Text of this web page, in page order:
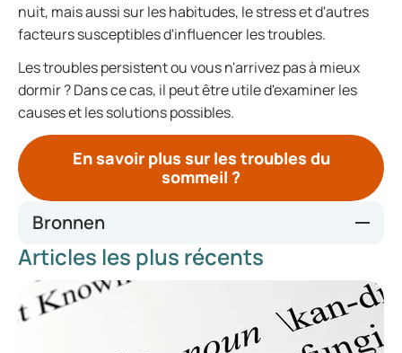
nuit, mais aussi sur les habitudes, le stress et d'autres
facteurs susceptibles d'influencer les troubles.
Les troubles persistent ou vous n'arrivez pas à mieux
dormir ? Dans ce cas, il peut être utile d'examiner les
causes et les solutions possibles.
En savoir plus sur les troubles du
sommeil ?
Bronnen
Wat zijn slaapstoornissen? Oorzaken, symptomen en tips
Slaapproblemen | NHG-Richtlijnen
Slecht slapen | Thuisarts
Behavioral-Insomnia-CPG-05.12.2020-for-public-
Articles les plus récents